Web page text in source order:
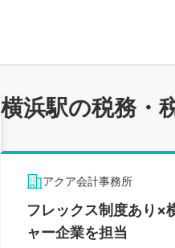
横浜駅の税務・
アクア会計事務所
フレックス制度あり×
ャー企業を担当